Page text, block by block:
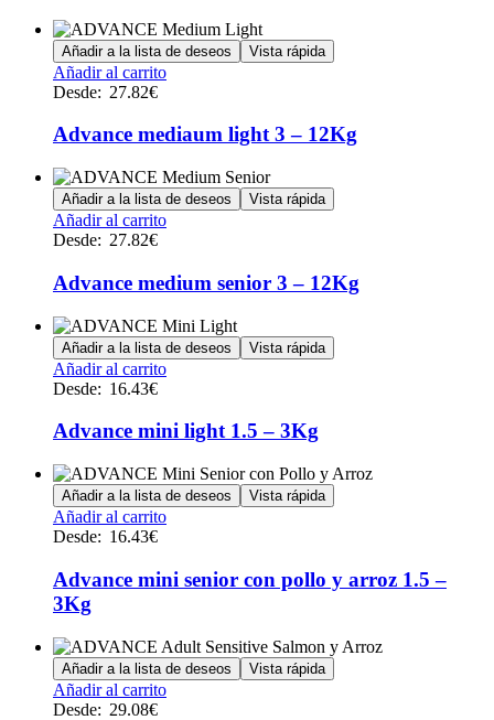
Añadir a la lista de deseos Vista rápida
Añadir al carritoEste
múltiples
Las
opciones
se
pueden
la
de
producto
Desde: 27.82€
Advance mediaum light 3 – 12Kg
Añadir a la lista de deseos Vista rápida
Añadir al carritoEste
múltiples
variantes.
Las
opciones
se
pueden
la
de
producto
Desde: 27.82€
Advance medium senior 3 – 12Kg
Añadir a la lista de deseos Vista rápida
Añadir al carritoEste
múltiples
variantes.
Las
opciones
se
pueden
la
producto
Desde: 16.43€
Advance mini light 1.5 – 3Kg
Añadir a la lista de deseos Vista rápida
Añadir al carritoEste
múltiples
variantes.
se
pueden
elegir
Desde: 16.43€
Advance mini senior con pollo y arroz 1.5 –
3Kg
Añadir a la lista de deseos Vista rápida
Añadir al carritoEste
Desde: 29.08€